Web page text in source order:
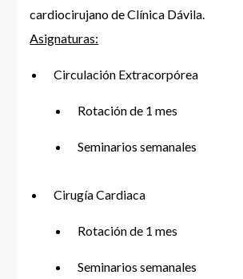
cardiocirujano de Clínica Dávila.
Asignaturas:
Circulación Extracorpórea
Rotación de 1 mes
Seminarios semanales
Cirugía Cardiaca
Rotación de 1 mes
Seminarios semanales